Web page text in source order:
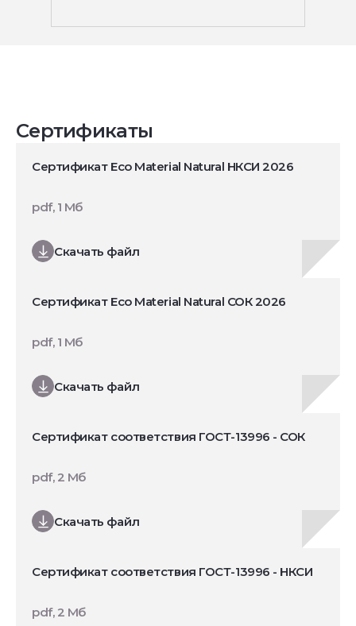
Сертификаты
Сертификат Eco Material Natural НКСИ 2026
Скачать файл
pdf, 1 Мб
Сертификат Eco Material Natural СОК 2026
Скачать файл
pdf, 1 Мб
Сертификат соответствия ГОСТ-13996 - СОК
Скачать файл
pdf, 2 Мб
Сертификат соответствия ГОСТ-13996 - НКСИ
pdf, 2 Мб